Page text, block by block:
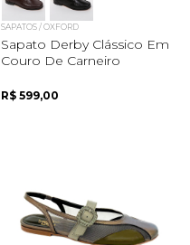
SAPATOS / OXFORD
Sapato Derby Clássico Em
Couro De Carneiro
R$ 599,00